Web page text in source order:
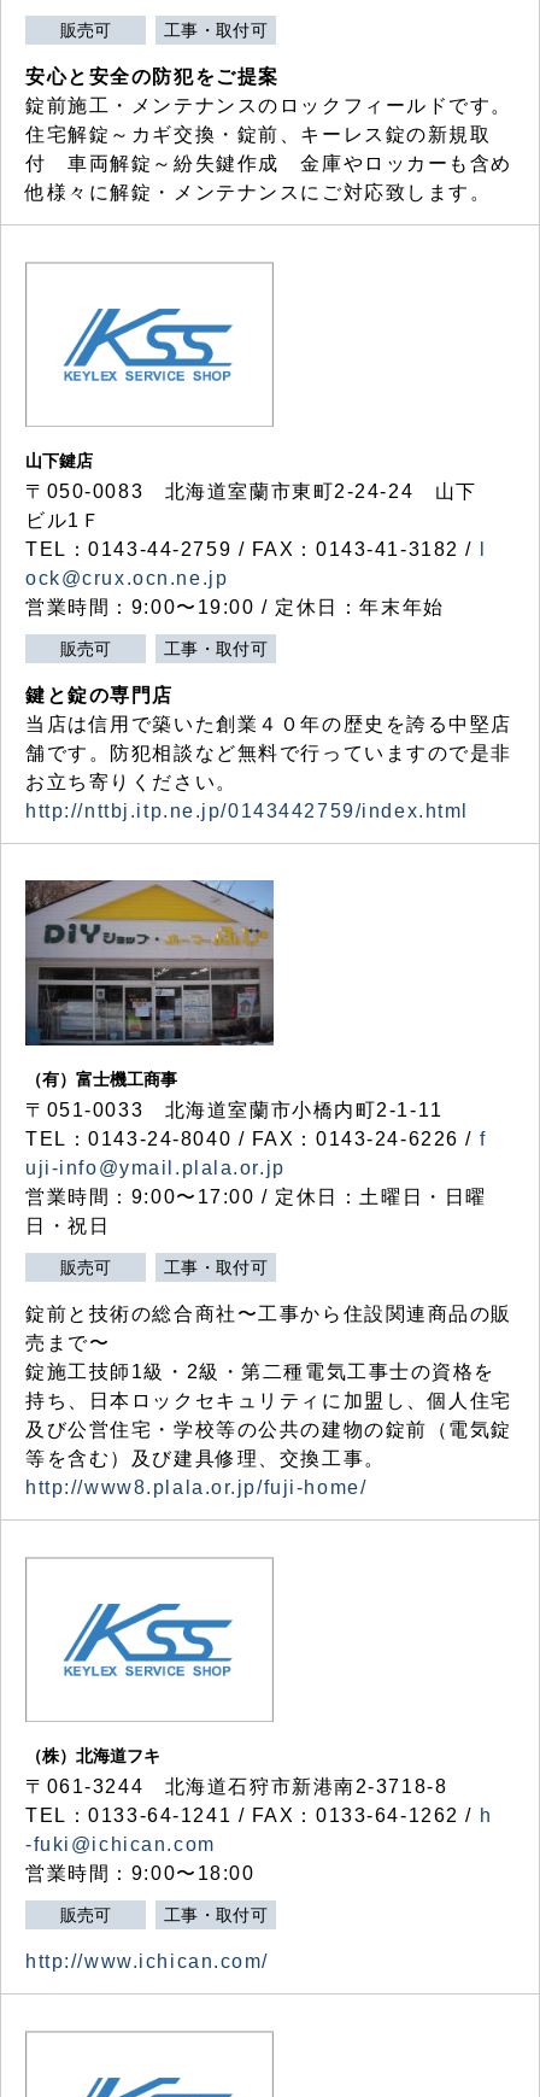
販売可 工事・取付可
安心と安全の防犯をご提案
錠前施工・メンテナンスのロックフィールドです。
住宅解錠～カギ交換・錠前、キーレス錠の新規取
付 車両解錠～紛失鍵作成 金庫やロッカーも含め
他様々に解錠・メンテナンスにご対応致します。
山下鍵店
〒050-0083 北海道室蘭市東町2-24-24 山下
ビル1Ｆ
TEL：0143-44-2759 / FAX：0143-41-3182 /
ock@crux.ocn.ne.jp
営業時間：9:00〜19:00 / 定休日：年末年始
販売可 工事・取付可
鍵と錠の専門店
当店は信用で築いた創業４０年の歴史を誇る中堅店
舗です。防犯相談など無料で行っていますので是非
お立ち寄りください。
http://nttbj.itp.ne.jp/0143442759/index.html
（有）富士機工商事
〒051-0033 北海道室蘭市小橋内町2-1-11
TEL：0143-24-8040 / FAX：0143-24-6226 / f
uji-info@ymail.plala.or.jp
営業時間：9:00〜17:00 / 定休日：土曜日・日曜
日・祝日
販売可 工事・取付可
錠前と技術の総合商社〜工事から住設関連商品の販
売まで〜
錠施工技師1級・2級・第二種電気工事士の資格を
持ち、日本ロックセキュリティに加盟し、個人住宅
及び公営住宅・学校等の公共の建物の錠前（電気錠
等を含む）及び建具修理、交換工事。
http://www8.plala.or.jp/fuji-home/
（株）北海道フキ
〒061-3244 北海道石狩市新港南2-3718-8
TEL：0133-64-1241 / FAX：0133-64-1262 / h
-fuki@ichican.com
営業時間：9:00〜18:00
販売可 工事・取付可
http://www.ichican.com/